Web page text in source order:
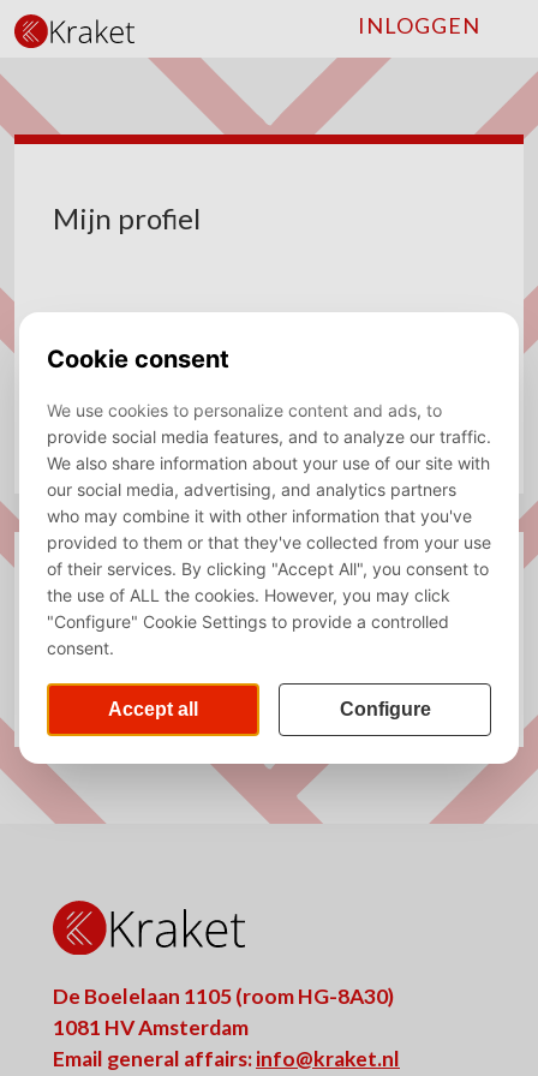
INLOGGEN
Mijn profiel
Mijn profiel
De Boelelaan 1105 (room HG-8A30)
1081 HV Amsterdam
Email general affairs:info@kraket.nl